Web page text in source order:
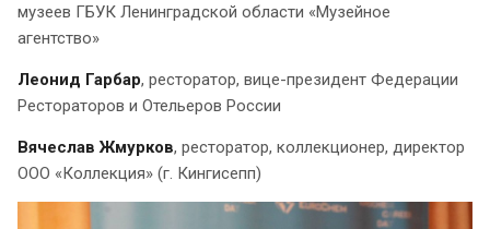
музеев ГБУК Ленинградской области «Музейное
агентство»
Леонид Гарбар, ресторатор, вице-президент Федерации
Рестораторов и Отельеров России
Вячеслав Жмурков, ресторатор, коллекционер, директор
ООО «Коллекция» (г. Кингисепп)